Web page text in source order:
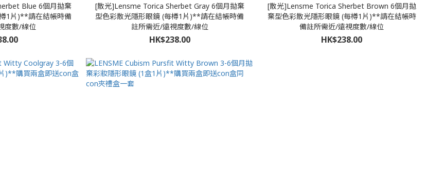
Blue 6個月拋棄
1片)**請在結帳時備
度數/線位
[散光]Lensme Torica Sherbet Gray 6個月拋棄
型色彩散光隱形眼鏡 (每樽1片)**請在結帳時備
註所需近/遠視度數/線位
HK$238.00
[散光]Lensme Torica Sherbet Brown 6個月拋
棄型色彩散光隱形眼鏡 (每樽1片)**請在結帳時
備註所需近/遠視度數/線位
HK$238.00